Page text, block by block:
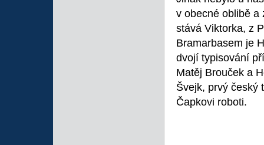
v obecné oblibě a
stává Viktorka, z
Bramarbasem je
dvojí typisování
Matěj Brouček a
Švejk, prvý český
Čapkovi roboti.